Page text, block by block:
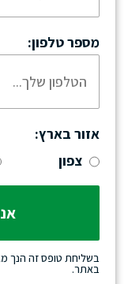
מספר טלפון:
אזור בארץ:
צפון
בשליחת טופס זה הנך
באתר.